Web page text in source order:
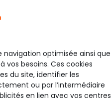
navigation optimisée ainsi que
besoins. Ces cookies
du site, identifier les
ou par l’intermédiaire
en lien avec vos centres